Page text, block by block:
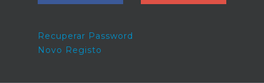
Recuperar Password
Novo Registo